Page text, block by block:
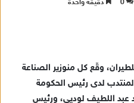
0 دقيقة واحدة
، وقع كل منوزير الصناعة
لدى رئيس الحكومة
عبد اللطيف لوديي، ورئيس